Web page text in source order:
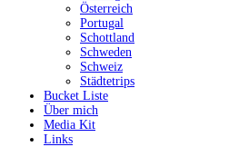
Österreich
Portugal
Schottland
Schweden
Schweiz
Städtetrips
Bucket Liste
Über mich
Media Kit
Links